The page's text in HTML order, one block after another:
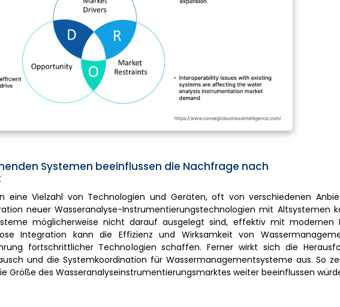
Systemen beeinflussen die Nachfrage nach
eine Vielzahl von Technologien und Geräten, oft von verschiedenen
neuer Wasseranalyse-Instrumentierungstechnologien mit Altsystemen
möglicherweise nicht darauf ausgelegt sind, effektiv mit modernen
Integration kann die Effizienz und Wirksamkeit von
fortschrittlicher Technologien schaffen. Ferner wirkt sich die
und die Systemkoordination für Wassermanagementsysteme aus. So
Größe des Wasseranalyseinstrumentierungsmarktes weiter beeinflussen